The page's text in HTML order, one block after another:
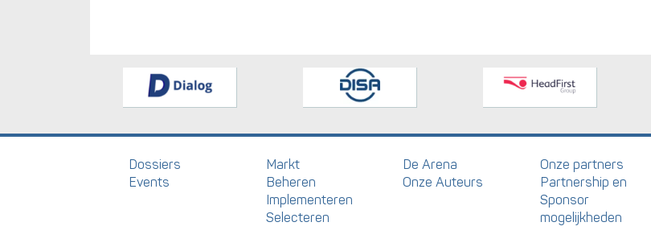
Dossiers
Events
Markt
Beheren
Implementeren
Selecteren
De Arena
Onze Auteurs
Onze partners
Partnership en
Sponsor
mogelijkheden